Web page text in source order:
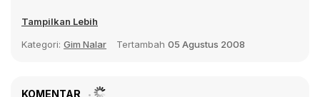
Tampilkan Lebih
Kategori: Gim Nalar Tertambah 05 Agustus 2008
KOMENTAR